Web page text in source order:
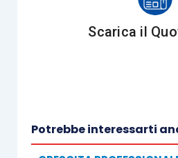
più in fretta rispetto agli
Scarica il
Potrebbe interessarti